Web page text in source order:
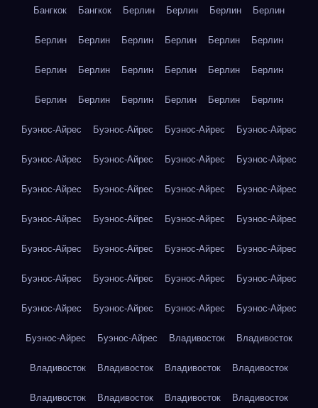
Бангкок Бангкок Берлин Берлин Берлин Берлин
Берлин Берлин Берлин Берлин Берлин Берлин
Берлин Берлин Берлин Берлин Берлин Берлин
Берлин Берлин Берлин Берлин Берлин Берлин
Буэнос-Айрес Буэнос-Айрес Буэнос-Айрес Буэнос-Айрес
Буэнос-Айрес Буэнос-Айрес Буэнос-Айрес Буэнос-Айрес
Буэнос-Айрес Буэнос-Айрес Буэнос-Айрес Буэнос-Айрес
Буэнос-Айрес Буэнос-Айрес Буэнос-Айрес Буэнос-Айрес
Буэнос-Айрес Буэнос-Айрес Буэнос-Айрес Буэнос-Айрес
Буэнос-Айрес Буэнос-Айрес Буэнос-Айрес Буэнос-Айрес
Буэнос-Айрес Буэнос-Айрес Буэнос-Айрес Буэнос-Айрес
Буэнос-Айрес Буэнос-Айрес Владивосток Владивосток
Владивосток Владивосток Владивосток Владивосток
Владивосток Владивосток Владивосток Владивосток